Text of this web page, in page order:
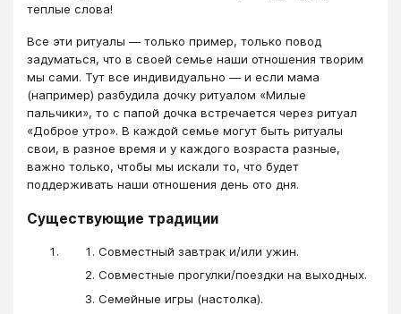
теплые слова!
Все эти ритуалы — только пример, только повод
задуматься, что в своей семье наши отношения творим
мы сами. Тут все индивидуально — и если мама
(например) разбудила дочку ритуалом «Милые
пальчики», то с папой дочка встречается через ритуал
«Доброе утро». В каждой семье могут быть ритуалы
свои, в разное время и у каждого возраста разные,
важно только, чтобы мы искали то, что будет
поддерживать наши отношения день ото дня.
Существующие традиции
Совместный завтрак и/или ужин.
Совместные прогулки/поездки на выходных.
Семейные игры (настолка).